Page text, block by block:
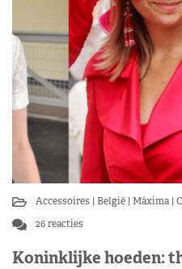
Accessoires België Máxima
26 reacties
Koninklijke hoeden: